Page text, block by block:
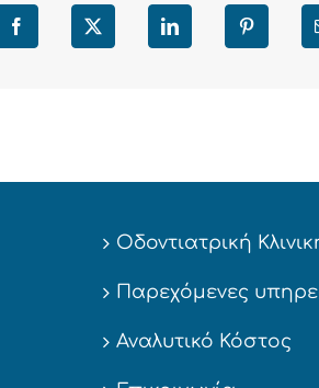
Facebook X LinkedIn Pinterest
Οδοντιατρική
Παρεχόμενες
Αναλυτικό Κόστος